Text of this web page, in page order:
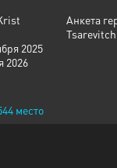
2025
2026
Анкета
место